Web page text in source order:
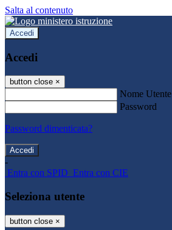
Salta al contenuto
Accedi
Accedi
button close ×
Nome Utente
Password
Password dimenticata?
-
Entra con SPID Entra con CIE
Seleziona utente
button close ×